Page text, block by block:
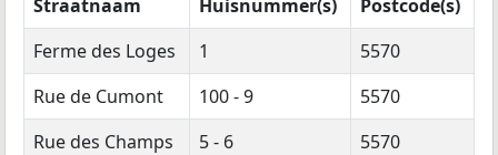
Straatnaam Huisnummer(s)
Postcode(s)
Ferme des Loges
1
5570
Rue de Cumont
100 - 9
5570
Rue des Champs
5 - 6
5570